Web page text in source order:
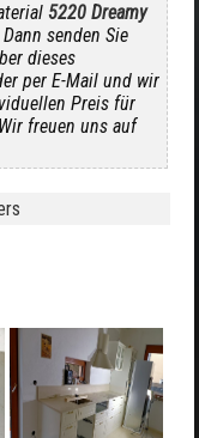
5220 Dreamy
senden Sie
dieses
per E-Mail und wir
Preis für
freuen uns auf